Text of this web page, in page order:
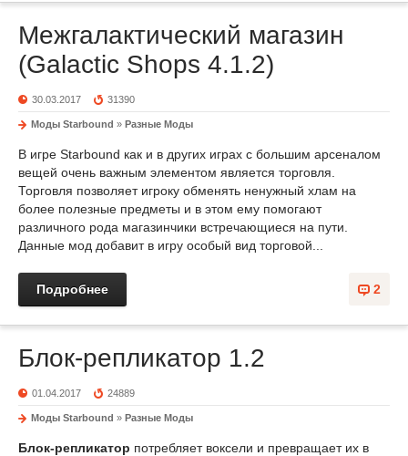
Межгалактический магазин
(Galactic Shops 4.1.2)
30.03.2017 31390
Моды Starbound » Разные Моды
В игре Starbound как и в других играх с большим арсеналом
вещей очень важным элементом является торговля.
Торговля позволяет игроку обменять ненужный хлам на
более полезные предметы и в этом ему помогают
различного рода магазинчики встречающиеся на пути.
Данные мод добавит в игру особый вид торговой...
2
Подробнее
Блок-репликатор 1.2
01.04.2017 24889
Моды Starbound » Разные Моды
Блок-репликатор потребляет воксели и превращает их в